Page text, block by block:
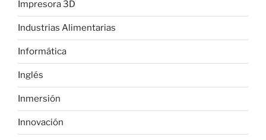
Impresora 3D
Industrias Alimentarias
Informática
Inglés
Inmersión
Innovación